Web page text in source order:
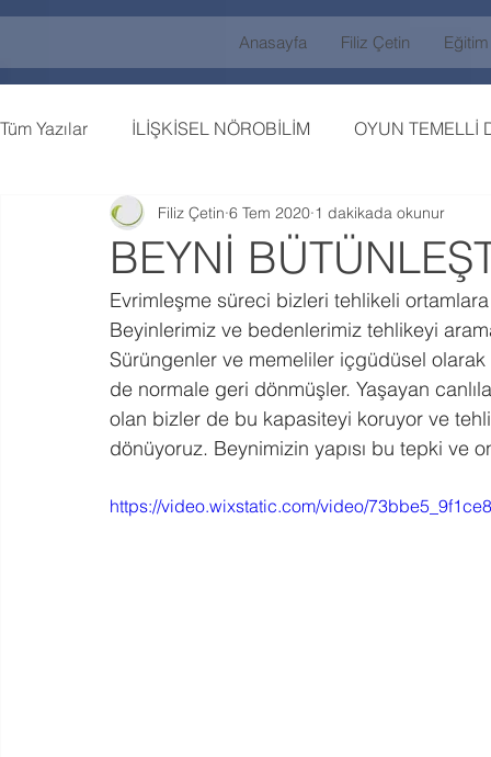
Tüm Yazılar İLİŞKİSEL NÖROBİLİM OYUN TEMELLİ
BEYNİ
Filiz Çetin 6 Tem 2020 1 dakikada okunur
Evrimleşme süreci bizleri tehlikeli
Beyinlerimiz ve bedenlerimiz tehlikeyi
Sürüngenler ve memeliler içgüdüsel
de normale geri dönmüşler. Yaşayan
olan bizler de bu kapasiteyi koruyor ve
dönüyoruz. Beynimizin yapısı bu tepki ve
https://video.wixstatic.com/video/
Anasayfa Filiz Çetin